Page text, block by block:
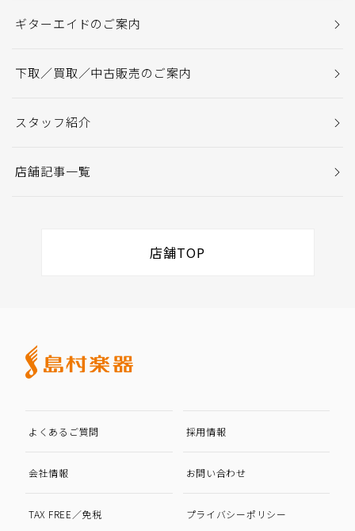
ギターエイドのご案内
下取／買取／中古販売のご案内
スタッフ紹介
店舗記事一覧
店舗TOP
よくあるご質問 採用情報
会社情報 お問い合わせ
TAX FREE／免税 プライバシーポリシー